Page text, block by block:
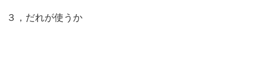
３，だれが使うか